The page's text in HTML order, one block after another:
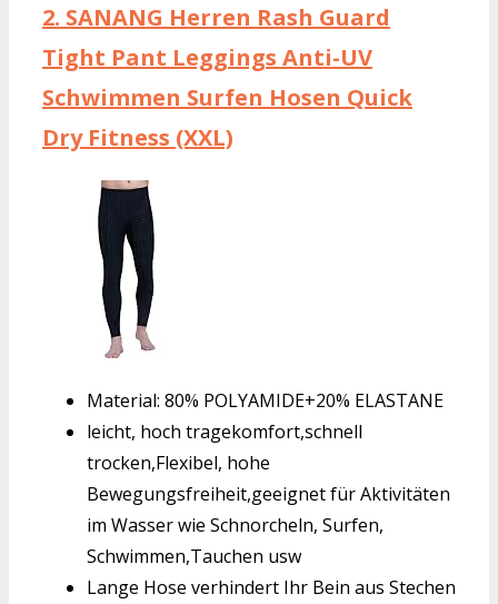
2. SANANG Herren Rash Guard
Tight Pant Leggings Anti-UV
Schwimmen Surfen Hosen Quick
Dry Fitness (XXL)
Material: 80% POLYAMIDE+20% ELASTANE
leicht, hoch tragekomfort,schnell
trocken,Flexibel, hohe
Bewegungsfreiheit,geeignet für Aktivitäten
im Wasser wie Schnorcheln, Surfen,
Schwimmen,Tauchen usw
Lange Hose verhindert Ihr Bein aus Stechen